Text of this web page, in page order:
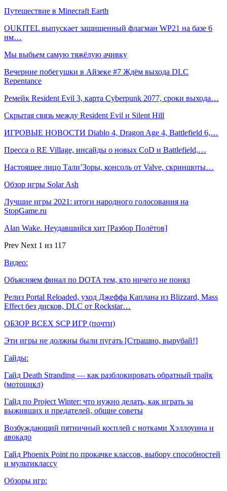
Путешествие в Minecraft Earth
OUKITEL выпускает защищенный флагман WP21 на базе 6
нм…
Мы выбьем самую тяжёлую ачивку
Вечерние побегушки в Айзеке #7 Ждём выхода DLC
Repentance
Ремейк Resident Evil 3, карта Cyberpunk 2077, сроки выхода…
Скрытая связь между Resident Evil и Silent Hill
ИГРОВЫЕ НОВОСТИ Diablo 4, Dragon Age 4, Battlefield 6,…
Пресса о RE Village, инсайды о новых CoD и Battlefield,…
Настоящее лицо Тали’Зоры, консоль от Valve, скриншоты…
Обзор игры Solar Ash
Лучшие игры 2021: итоги народного голосования на
StopGame.ru
Alan Wake. Неудавшийся хит [Разбор Полётов]
Prev Next 1 из 117
Видео:
Объясняем финал по DOTA тем, кто ничего не понял
Релиз Portal Reloaded, уход Джеффа Каплана из Blizzard, Mass
Effect без дисков, DLC от Rockstar…
ОБЗОР ВСЕХ SCP ИГР (почти)
Эти игры не должны были пугать [Страшно, вырубай!]
Гайды:
Гайд Death Stranding — как разблокировать обратный трайк
(мотоцикл)
Гайд по Project Winter: что нужно делать, как играть за
выживших и предателей, общие советы
Возбуждающий пятничный косплей с нотками Хэллоуина и
авокадо
Гайд Phoenix Point по прокачке классов, выбору способностей
и мультиклассу
Обзоры игр: